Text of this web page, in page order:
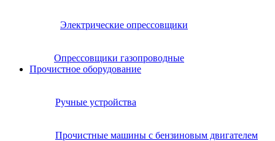
Электрические опрессовщики
Опрессовщики газопроводные
Прочистное оборудование
Ручные устройства
Прочистные машины с бензиновым двигателем